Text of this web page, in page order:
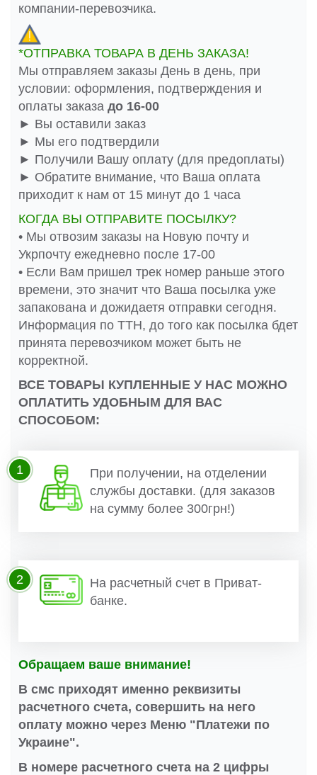
компании-перевозчика.
*ОТПРАВКА ТОВАРА В ДЕНЬ ЗАКАЗА!
Мы отправляем заказы День в день, при
условии: оформления, подтверждения и
оплаты заказа до 16-00
► Вы оставили заказ
► Мы его подтвердили
► Получили Вашу оплату (для предоплаты)
► Обратите внимание, что Ваша оплата
приходит к нам от 15 минут до 1 часа
КОГДА ВЫ ОТПРАВИТЕ ПОСЫЛКУ?
• Мы отвозим заказы на Новую почту и
Укрпочту ежедневно после 17-00
• Если Вам пришел трек номер раньше этого
времени, это значит что Ваша посылка уже
запакована и дожидаетя отправки сегодня.
Информация по ТТН, до того как посылка бдет
принята перевозчиком может быть не
корректной.
ВСЕ ТОВАРЫ КУПЛЕННЫЕ У НАС МОЖНО
ОПЛАТИТЬ УДОБНЫМ ДЛЯ ВАС
СПОСОБОМ:
При получении, на отделении
службы доставки. (для заказов
на сумму более 300грн!)
1
На расчетный счет в Приват-
банке.
2
Обращаем ваше внимание!
В смс приходят именно реквизиты
расчетного счета, совершить на него
оплату можно через Меню "Платежи по
Украине".
В номере расчетного счета на 2 цифры